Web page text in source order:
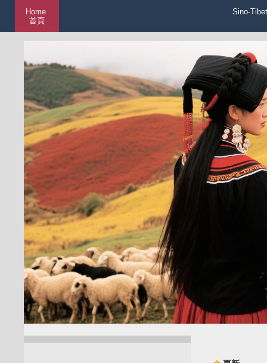
Home
首頁
Sino-